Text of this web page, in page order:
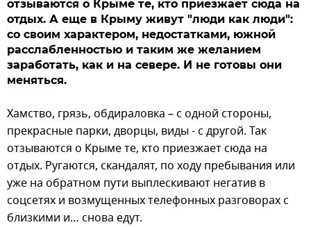
отзываются о Крыме те, кто приезжает сюда на
отдых. А еще в Крыму живут "люди как люди":
со своим характером, недостатками, южной
расслабленностью и таким же желанием
заработать, как и на севере. И не готовы они
меняться.
Хамство, грязь, обдираловка – с одной стороны,
прекрасные парки, дворцы, виды - с другой. Так
отзываются о Крыме те, кто приезжает сюда на
отдых. Ругаются, скандалят, по ходу пребывания или
уже на обратном пути выплескивают негатив в
соцсетях и возмущенных телефонных разговорах с
близкими и… снова едут.